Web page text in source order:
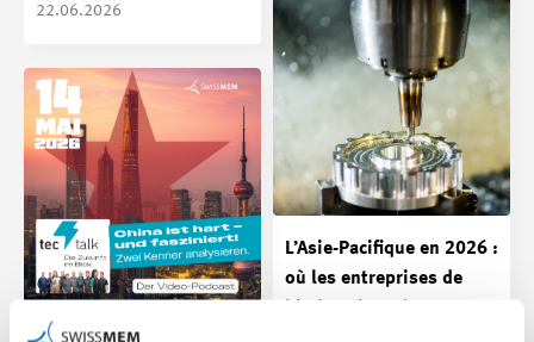
22.06.2026
L’Asie-Pacifique en 2026 :
où les entreprises de